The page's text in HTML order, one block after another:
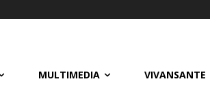
MULTIMEDIA VIVANSANTE